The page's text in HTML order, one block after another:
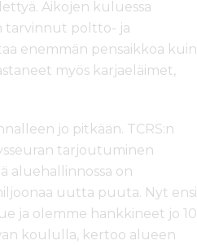
Aikojen kuluessa
tarvinnut poltto- ja
enemmän pensaikkoa kuin
myös karjaeläimet,
jo pitkään. TCRS:n
tarjoutuminen
aluehallinnossa on
uutta puuta. Nyt ensi
ja olemme hankkineet jo 10
koululla, kertoo alueen